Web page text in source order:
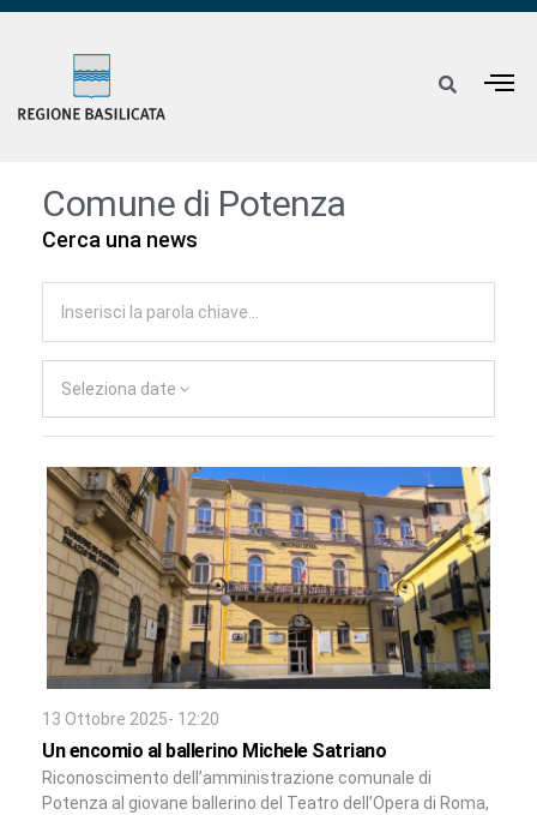
Comune di Potenza
Cerca una news
Seleziona date
13 Ottobre 2025- 12:20
Un encomio al ballerino Michele Satriano
Riconoscimento dell’amministrazione comunale di
Potenza al giovane ballerino del Teatro dell’Opera di Roma,